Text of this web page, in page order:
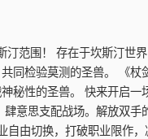
范围！ 存在于坎斯汀世
同检验莫测的圣兽。 《
秘性的圣兽。 快来开启
肆意思支配战场。解放双
自由切换，打破职业限作